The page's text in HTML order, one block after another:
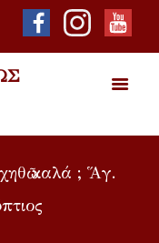
καλά ; Ἅγ.